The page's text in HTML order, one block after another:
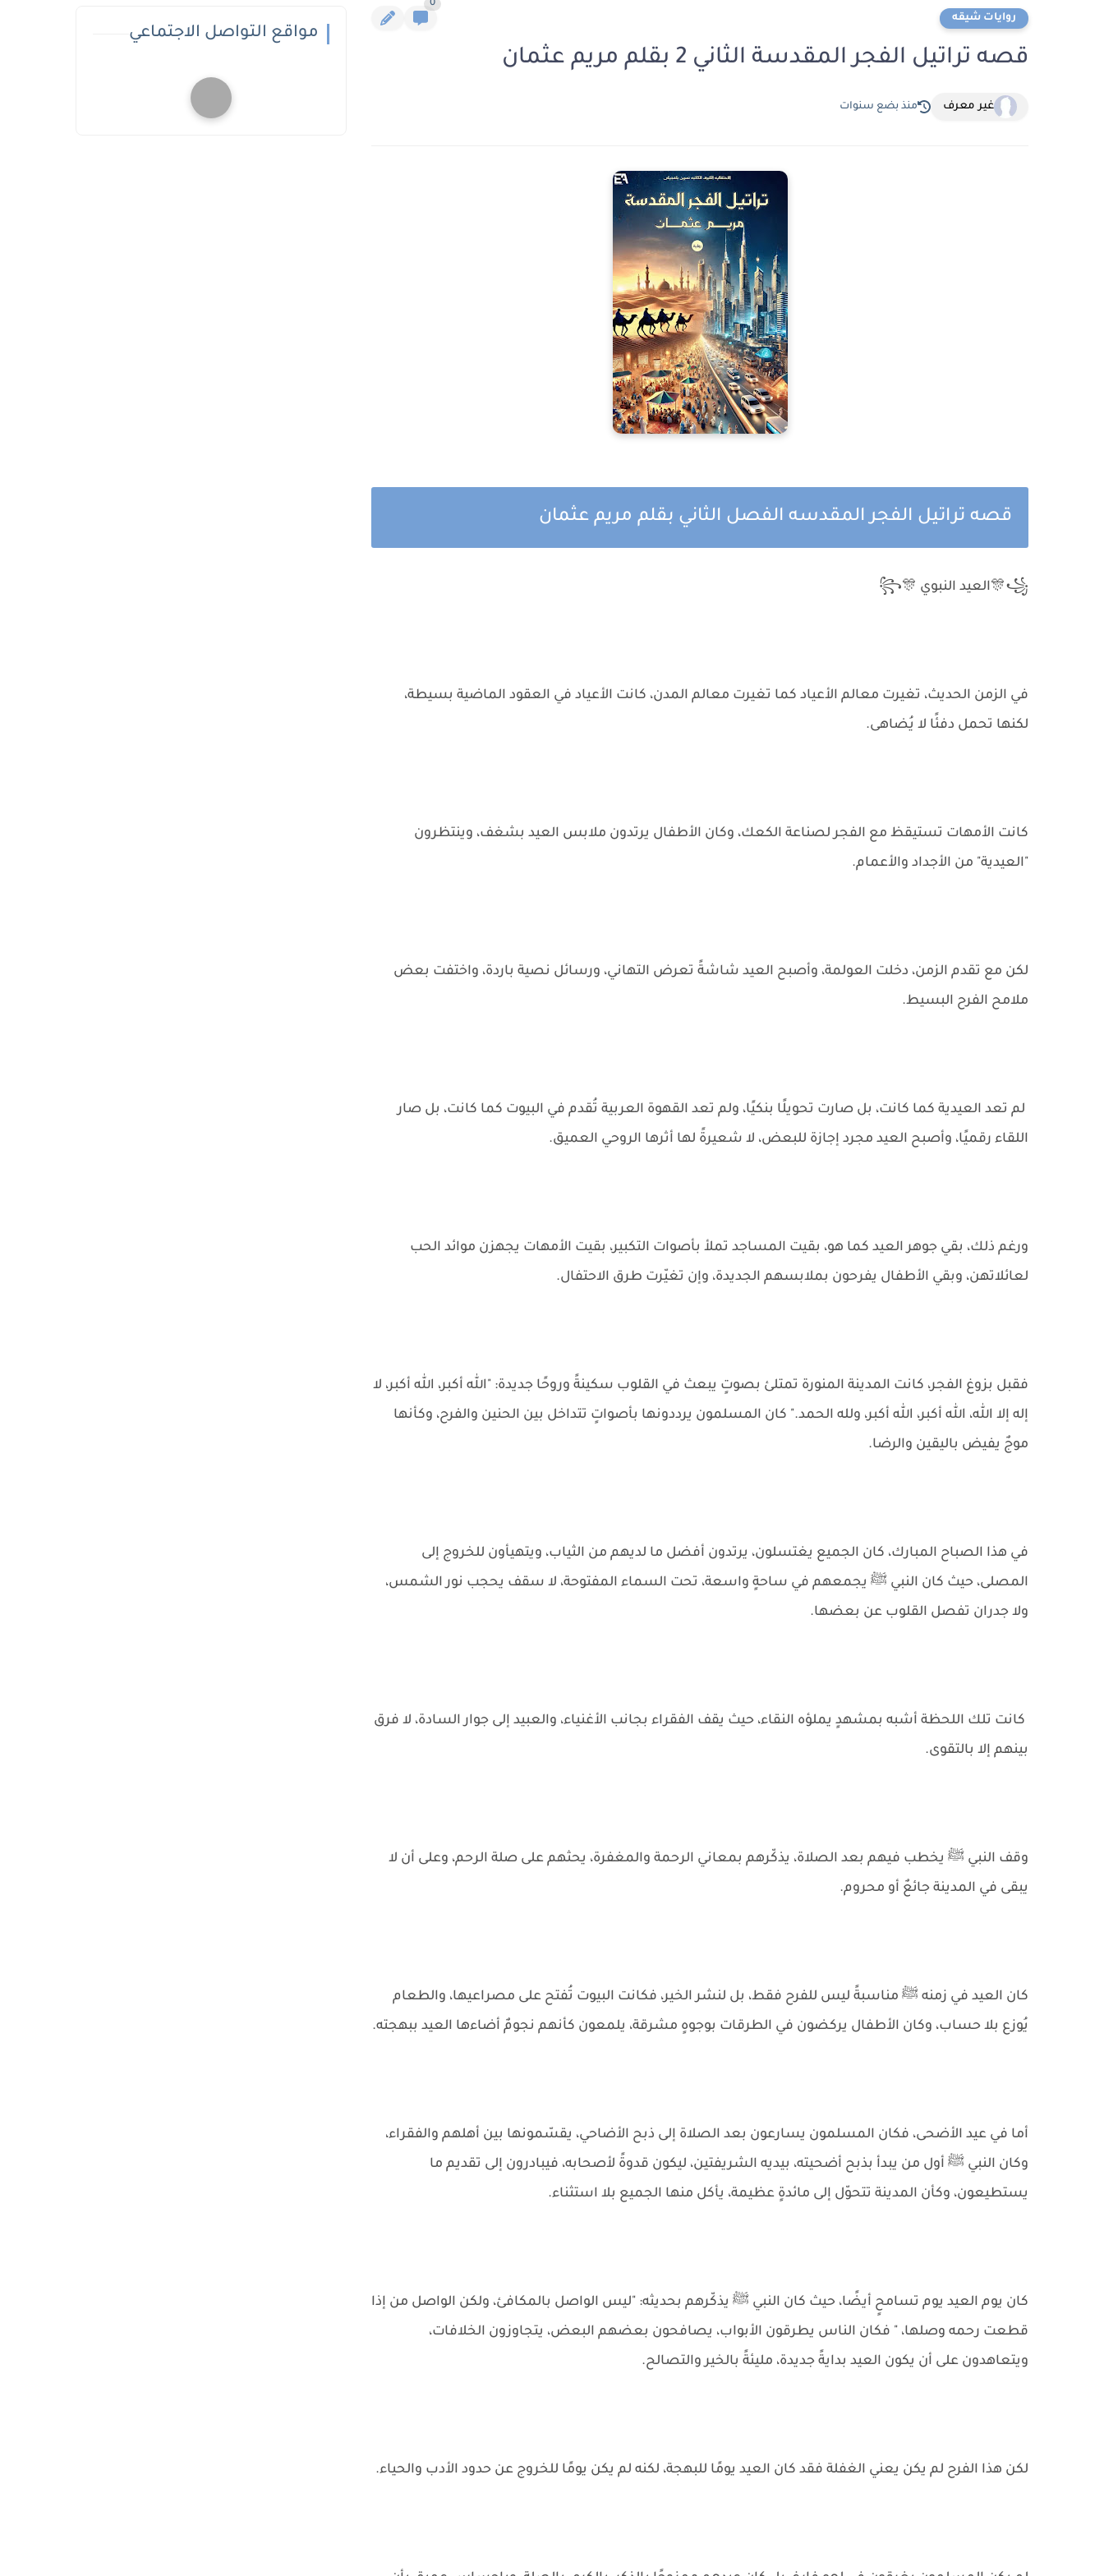
روايات شيقه
0
قصه تراتيل الفجر المقدسة الثاني 2 بقلم مريم عثمان
غير معرف منذ بضع سنوات
قصه تراتيل الفجر المقدسه الفصل الثاني بقلم مريم عثمان
꧁🎊العيد النبوي 🎊꧂
في الزمن الحديث، تغيرت معالم الأعياد كما تغيرت معالم المدن، كانت الأعياد في العقود الماضية بسيطة،
لكنها تحمل دفئًا لا يُضاهى.
كانت الأمهات تستيقظ مع الفجر لصناعة الكعك، وكان الأطفال يرتدون ملابس العيد بشغف، وينتظرون
"العيدية" من الأجداد والأعمام.
لكن مع تقدم الزمن، دخلت العولمة، وأصبح العيد شاشةً تعرض التهاني، ورسائل نصية باردة، واختفت بعض
ملامح الفرح البسيط.
لم تعد العيدية كما كانت، بل صارت تحويلًا بنكيًا، ولم تعد القهوة العربية تُقدم في البيوت كما كانت، بل صار
اللقاء رقميًا، وأصبح العيد مجرد إجازة للبعض، لا شعيرةً لها أثرها الروحي العميق.
ورغم ذلك، بقي جوهر العيد كما هو، بقيت المساجد تملأ بأصوات التكبير، بقيت الأمهات يجهزن موائد الحب
لعائلاتهن، وبقي الأطفال يفرحون بملابسهم الجديدة، وإن تغيّرت طرق الاحتفال.
فقبل بزوغ الفجر، كانت المدينة المنورة تمتلئ بصوتٍ يبعث في القلوب سكينةً وروحًا جديدة: "الله أكبر، الله أكبر، لا
إله إلا الله، الله أكبر، الله أكبر، ولله الحمد." كان المسلمون يرددونها بأصواتٍ تتداخل بين الحنين والفرح، وكأنها
موجٌ يفيض باليقين والرضا.
في هذا الصباح المبارك، كان الجميع يغتسلون، يرتدون أفضل ما لديهم من الثياب، ويتهيأون للخروج إلى
المصلى، حيث كان النبي ﷺ يجمعهم في ساحةٍ واسعة، تحت السماء المفتوحة، لا سقف يحجب نور الشمس،
ولا جدران تفصل القلوب عن بعضها.
كانت تلك اللحظة أشبه بمشهدٍ يملؤه النقاء، حيث يقف الفقراء بجانب الأغنياء، والعبيد إلى جوار السادة، لا فرق
بينهم إلا بالتقوى.
وقف النبي ﷺ يخطب فيهم بعد الصلاة، يذكّرهم بمعاني الرحمة والمغفرة، يحثهم على صلة الرحم، وعلى أن لا
يبقى في المدينة جائعٌ أو محروم.
كان العيد في زمنه ﷺ مناسبةً ليس للفرح فقط، بل لنشر الخير، فكانت البيوت تُفتح على مصراعيها، والطعام
يُوزع بلا حساب، وكان الأطفال يركضون في الطرقات بوجوهٍ مشرقة، يلمعون كأنهم نجومٌ أضاءها العيد ببهجته.
أما في عيد الأضحى، فكان المسلمون يسارعون بعد الصلاة إلى ذبح الأضاحي، يقسّمونها بين أهلهم والفقراء،
وكان النبي ﷺ أول من يبدأ بذبح أضحيته، بيديه الشريفتين، ليكون قدوةً لأصحابه، فيبادرون إلى تقديم ما
يستطيعون، وكأن المدينة تتحوّل إلى مائدةٍ عظيمة، يأكل منها الجميع بلا استثناء.
كان يوم العيد يوم تسامحٍ أيضًا، حيث كان النبي ﷺ يذكّرهم بحديثه: "ليس الواصل بالمكافئ، ولكن الواصل من إذا
قطعت رحمه وصلها، " فكان الناس يطرقون الأبواب، يصافحون بعضهم البعض، يتجاوزون الخلافات،
ويتعاهدون على أن يكون العيد بدايةً جديدة، مليئةً بالخير والتصالح.
لكن هذا الفرح لم يكن يعني الغفلة فقد كان العيد يومًا للبهجة، لكنه لم يكن يومًا للخروج عن حدود الأدب والحياء.
مواقع التواصل الاجتماعي